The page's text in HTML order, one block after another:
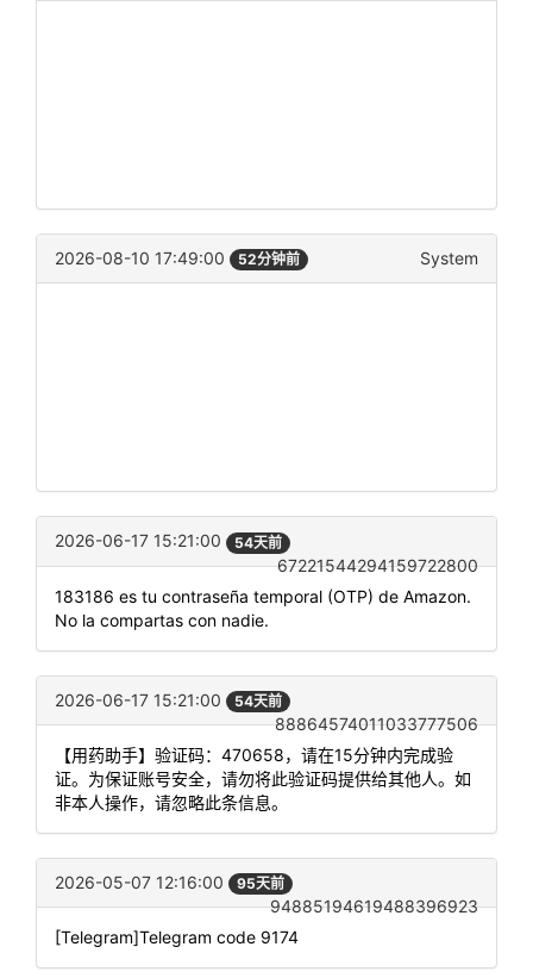
2026-08-10 17:49:00 52分钟前 System
2026-06-17 15:21:00 54天前
67221544294159722800
183186 es tu contraseña temporal (OTP) de Amazon.
No la compartas con nadie.
2026-06-17 15:21:00 54天前
88864574011033777506
【用药助手】验证码：470658，请在15分钟内完成验
证。为保证账号安全，请勿将此验证码提供给其他人。如
非本人操作，请忽略此条信息。
2026-05-07 12:16:00 95天前
94885194619488396923
[Telegram]Telegram code 9174